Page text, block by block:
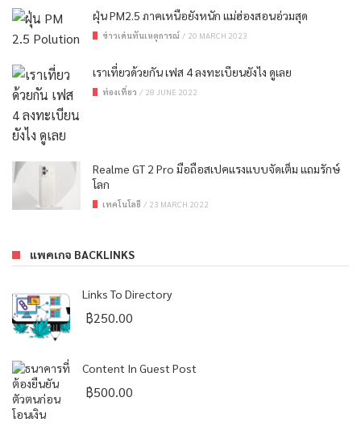
ฝุ่น PM2.5 ภาคเหนือยังหนัก แม่ฮ่องสอนอ่วมสุด
ข่าวเด่นทันเหตุการณ์ / 20 MARCH 2023
เราเที่ยวด้วยกัน เฟส 4 ลงทะเบียนยังไง ดูเลย
ท่องเที่ยว / 28 JUNE 2022
Realme GT 2 Pro มือถือสเปคแรงแบบจัดเต็ม แถมรักษ์
โลก
เทคโนโลยี / 23 MARCH 2022
แพคเกจ BACKLINKS
Links To Directory
฿250.00
Content In Guest Post
฿500.00